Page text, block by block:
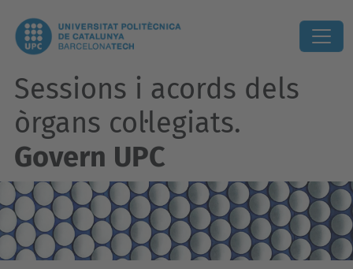
Sessions i acords dels
òrgans col·legiats.
Govern UPC